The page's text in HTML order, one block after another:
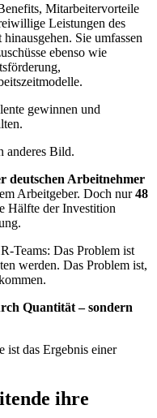
Mitarbeitervorteile
Leistungen des
Sie umfassen
ebenso wie
gewinnen und
anderes Bild.
deutschen Arbeitnehmer
Arbeitgeber. Doch nur48
Hälfte der Investition
Teams: Das Problem ist
werden. Das Problem ist,
Quantität – sondern
ist das Ergebnis einer
ihre